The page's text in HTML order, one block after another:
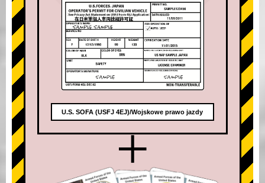
U.S. SOFA (USFJ 4EJ)/Wojskowe prawo jazdy
+